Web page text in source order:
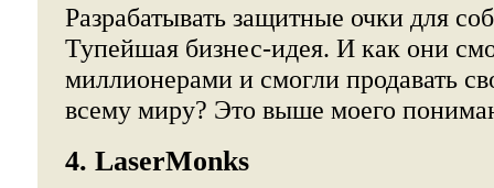
Разрабатывать защитные очки для
Тупейшая бизнес-идея. И как они
миллионерами и смогли продавать
всему миру? Это выше моего
4. LaserMonks